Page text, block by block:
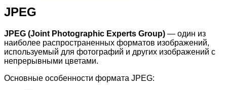
JPEG
JPEG (Joint Photographic Experts Group) — один из
наиболее распространенных форматов изображений,
используемый для фотографий и других изображений с
непрерывными цветами.
Основные особенности формата JPEG: